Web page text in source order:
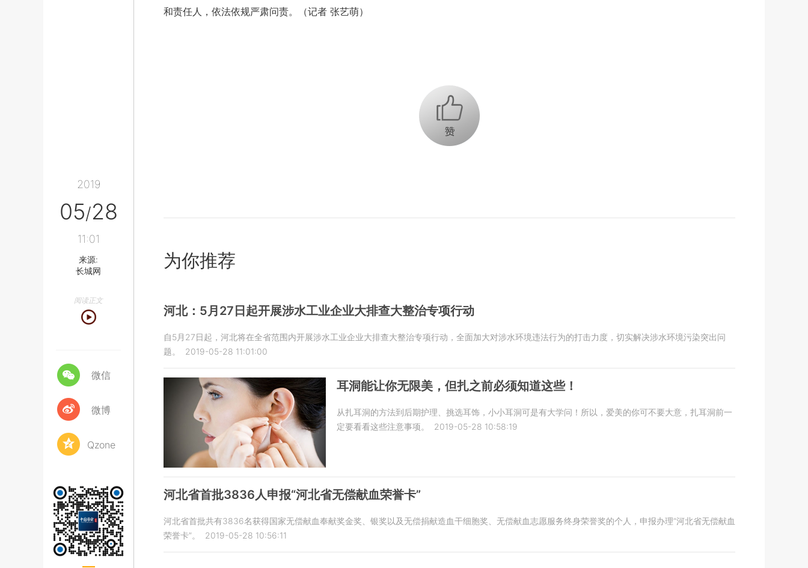
2019
05/28
11:01
来源:
长城网
阅读正文
微信
微博
Qzone
和责任人，依法依规严肃问责。（记者 张艺萌）
+1
为你推荐
河北：5月27日起开展涉水工业企业大排查大整治专项行动
自5月27日起，河北将在全省范围内开展涉水工业企业大排查大整治专项行动，全面加大对涉水环境违法行为的打击力度，切实解决涉水环境污染突出问
题。
2019-05-28 11:01:00
耳洞能让你无限美，但扎之前必须知道这些！
从扎耳洞的方法到后期护理、挑选耳饰，小小耳洞可是有大学问！所以，爱美的你可不要大意，扎耳洞前一
定要看看这些注意事项。
2019-05-28 10:58:19
河北省首批3836人申报“河北省无偿献血荣誉卡”
河北省首批共有3836名获得国家无偿献血奉献奖金奖、银奖以及无偿捐献造血干细胞奖、无偿献血志愿服务终身荣誉奖的个人，申报办理“河北省无偿献血
荣誉卡”。
2019-05-28 10:56:11